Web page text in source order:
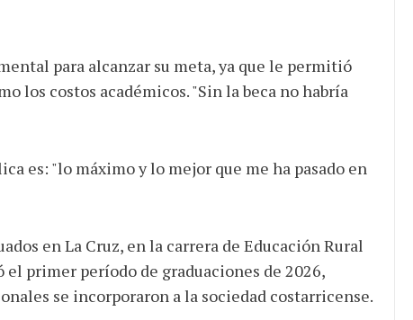
para alcanzar su meta, ya que le permitió
los costos académicos. "Sin la beca no habría
es: "lo máximo y lo mejor que me ha pasado en
en La Cruz, en la carrera de Educación Rural
el primer período de graduaciones de 2026,
se incorporaron a la sociedad costarricense.